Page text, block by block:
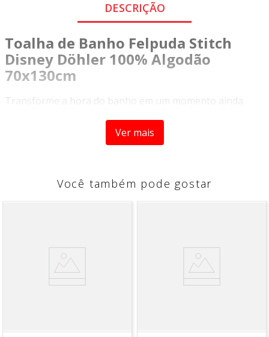
DESCRIÇÃO
Toalha de Banho Felpuda Stitch
Disney Döhler 100% Algodão
70x130cm
Transforme a hora do banho em um momento ainda
Toalha de Banho Felpuda Stitch Disney Döhler
item perfeito para crianças e fãs do personagem mais
, garantindo um produto autêntico, moderno e
para a pele sensível das crianças.
Com medidas de
, é ideal para o dia a dia,
além de ser perfeita para praia, piscina ou para
Ver mais
Você também pode gostar